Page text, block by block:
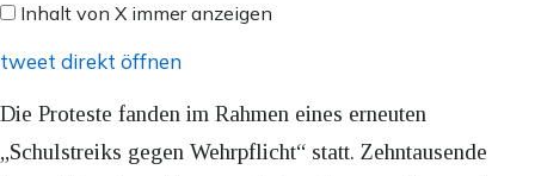
anzeigen
Inhalt von X immer anzeigen
tweet direkt öffnen
Die Proteste fanden im Rahmen eines erneuten
„Schulstreiks gegen Wehrpflicht“ statt. Zehntausende